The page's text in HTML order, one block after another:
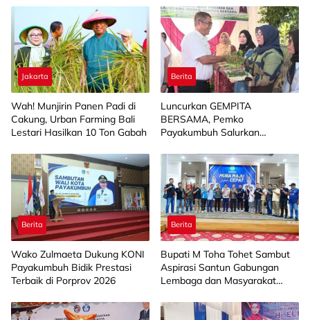
Jakarta
Wah! Munjirin Panen Padi di
Cakung, Urban Farming Bali
Lestari Hasilkan 10 Ton Gabah
Berita
Luncurkan GEMPITA
BERSAMA, Pemko
Payakumbuh Salurkan
kepada 15 KWT
Berita
Wako Zulmaeta Dukung KONI
Payakumbuh Bidik Prestasi
Terbaik di Porprov 2026
Berita
Bupati M Toha Tohet Sambut
Aspirasi Santun Gabungan
Lembaga dan Masyarakat